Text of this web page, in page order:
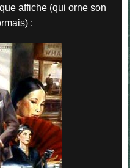
affiche (qui orne son
: